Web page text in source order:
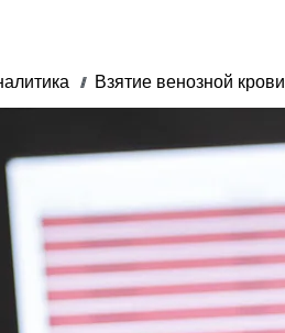
/// Взятие венозной крови